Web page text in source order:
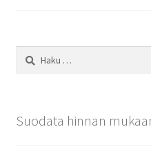
Haku:
Suodata hinnan